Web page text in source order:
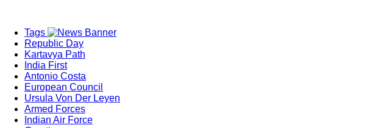
Tags
Republic Day
Kartavya Path
India First
Antonio Costa
European Council
Ursula Von Der Leyen
Armed Forces
Indian Air Force